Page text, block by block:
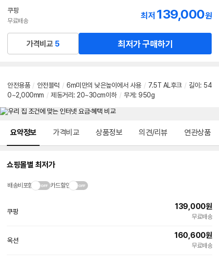
쿠팡
무료배송
최저 139,000원
가격비교 5 최저가 구매하기
안전용품 / 안전블럭 / 6m미만의 낮은높이에서 사용 / 7.5T AL후크 / 길이: 54
0~2,000mm / 제동거리: 20~30cm이하 / 무게: 950g
요약정보 가격비교 상품정보 의견/리뷰 연관상품
쇼핑몰별 최저가
배송비포함 카드할인
쿠팡
139,000원
무료배송
옥션
160,600원
무료배송